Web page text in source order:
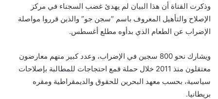
وذكرت القناة أن هذا البيان لم يهدئ غضب السجناء في مركز
الإصلاح والتأهيل المعروف باسم “سجن جو” والذين قرروا مواصلة
الإضراب عن الطعام الذي بدأوه مطلع أغسطس.
ويشارك نحو 800 سجين في الإضراب، وعدد كبير منهم معارضون
معتقلون منذ 2011 خلال حملة قمع احتجاجات للمطالبة بإصلاحات
سياسية، بحسب معهد البحرين للحقوق والديمقراطية ومقره
بريطانيا.